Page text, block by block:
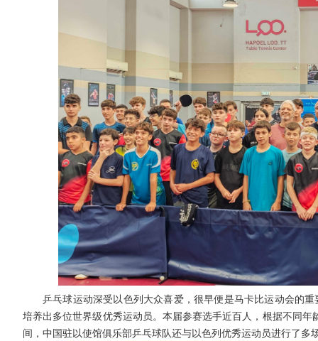
乒乓球运动深受以色列大众喜爱，很早便是马卡比运动会的
培养出多位世界级优秀运动员。 本届参赛选手近百人，根据不同
间，中国驻以使馆俱乐部乒乓球队还与以色列优秀运动员进行了多